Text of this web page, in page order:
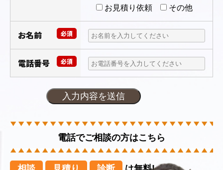
お見積り依頼
その他
お名前 必須
電話番号 必須
電話でご相談の方はこちら